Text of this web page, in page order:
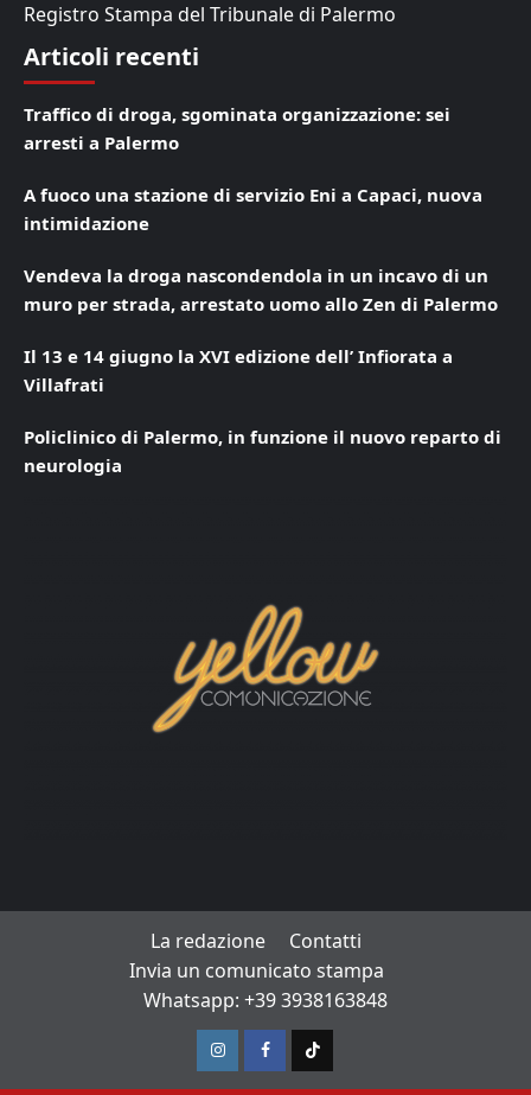
Registro Stampa del Tribunale di Palermo
Articoli recenti
Traffico di droga, sgominata organizzazione: sei
arresti a Palermo
A fuoco una stazione di servizio Eni a Capaci, nuova
intimidazione
Vendeva la droga nascondendola in un incavo di un
muro per strada, arrestato uomo allo Zen di Palermo
Il 13 e 14 giugno la XVI edizione dell’ Infiorata a
Villafrati
Policlinico di Palermo, in funzione il nuovo reparto di
neurologia
La redazione
Contatti
Invia un comunicato stampa
Whatsapp: +39 3938163848
InstagramFacebook
TikTok